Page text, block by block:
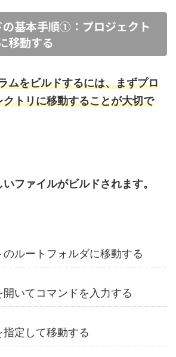
基本手順①：プロジェクト
移動する
ムをビルドするには、まずプロ
トリに移動することが大切で
ファイルがビルドされます。
のルートフォルダに移動する
開いてコマンドを入力する
定して移動する